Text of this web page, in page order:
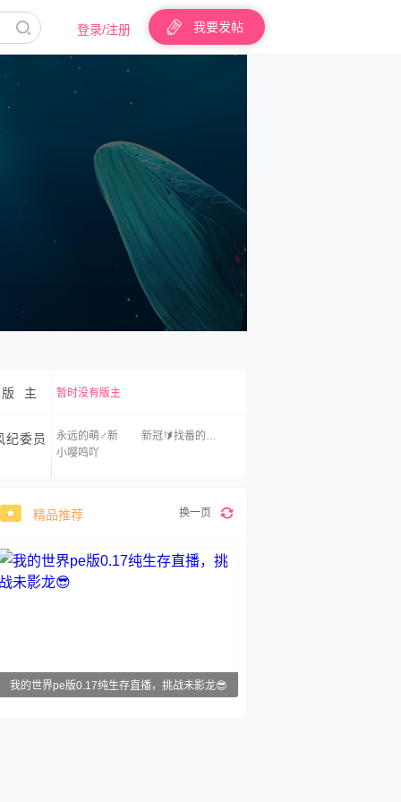
登录/注册 我要发帖
版 主 暂时没有版主
纪委员 永远的萌♂新
新冠🔰找番的咸鱼
小嘤鸣吖
精品推荐 换一页
我的世界pe版0.17纯生存直播，挑战未影龙😎